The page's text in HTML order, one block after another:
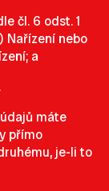
čl. 6 odst. 1
Nařízení nebo
a
máte
přímo
je-li to